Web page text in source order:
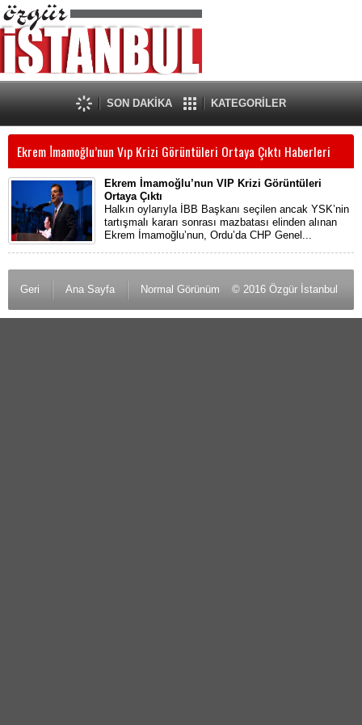
SON DAKİKA KATEGORİLER
Ekrem İ̇mamoğlu’nun Vıp Krizi Görüntüleri Ortaya Çıktı Haberleri
Ekrem İmamoğlu’nun VIP Krizi Görüntüleri
Ortaya Çıktı
Halkın oylarıyla İBB Başkanı seçilen ancak YSK’nin
tartışmalı kararı sonrası mazbatası elinden alınan
Ekrem İmamoğlu’nun, Ordu’da CHP Genel...
Geri Ana Sayfa Normal Görünüm © 2016 Özgür İstanbul